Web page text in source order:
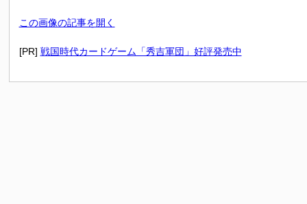
この画像の記事を開く
[PR] 戦国時代カードゲーム「秀吉軍団」好評発売中